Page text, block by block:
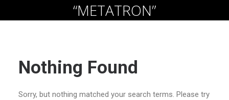
“METATRON”
Nothing Found
Sorry, but nothing matched your search terms. Please try